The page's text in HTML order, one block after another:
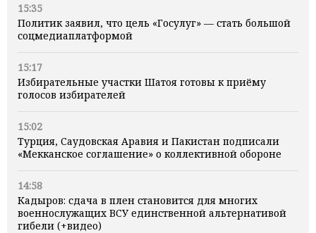
15:35
Политик заявил, что цель «Госулуг» — стать большой
соцмедиаплатформой
15:17
Избирательные участки Шатоя готовы к приёму
голосов избирателей
15:02
Турция, Саудовская Аравия и Пакистан подписали
«Мекканское соглашение» о коллективной обороне
14:58
Кадыров: сдача в плен становится для многих
военнослужащих ВСУ единственной альтернативой
гибели (+видео)